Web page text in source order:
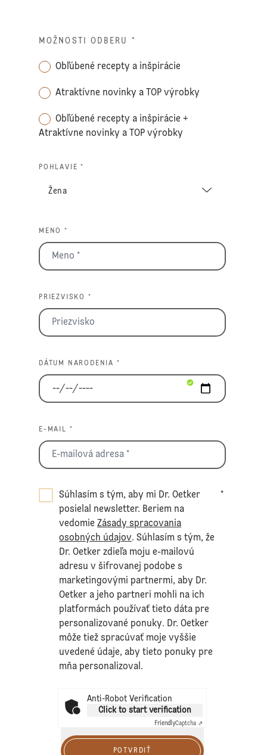
MOŽNOSTI ODBERU *
Obľúbené recepty a inšpirácie
Atraktívne novinky a TOP výrobky
Obľúbené recepty a inšpirácie +
Atraktívne novinky a TOP výrobky
POHLAVIE *
MENO *
PRIEZVISKO *
DÁTUM NARODENIA *
E-MAIL *
Súhlasím s tým, aby mi Dr. Oetker
posielal newsletter. Beriem na
vedomieZásady spracovania
osobných údajov. Súhlasím s tým, že
Dr. Oetker zdieľa moju e-mailovú
adresu v šifrovanej podobe s
marketingovými partnermi, aby Dr.
Oetker a jeho partneri mohli na ich
platformách používať tieto dáta pre
personalizované ponuky. Dr. Oetker
môže tiež spracúvať moje vyššie
uvedené údaje, aby tieto ponuky pre
mňa personalizoval.
*
Anti-Robot Verification
Click to start verification
FriendlyCaptcha ⇗
POTVRDIŤ